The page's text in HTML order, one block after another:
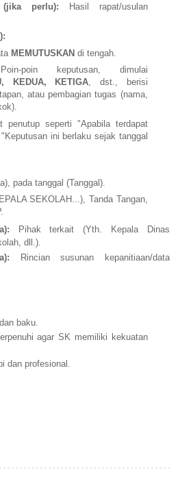
(jika perlu): Hasil rapat/usulan
MEMUTUSKANdi tengah.
poin keputusan, dimulai
KEDUA, KETIGA, dst., berisi
atau pembagian tugas (nama,
penutup seperti "Apabila terdapat
ini berlaku sejak tanggal
pada tanggal (Tanggal).
SEKOLAH...), Tanda Tangan,
Pihak terkait (Yth. Kepala Dinas
dll.).
Rincian susunan kepanitiaan/data
baku.
agar SK memiliki kekuatan
dan profesional.